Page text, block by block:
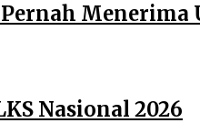
Menerima
Nasional 2026